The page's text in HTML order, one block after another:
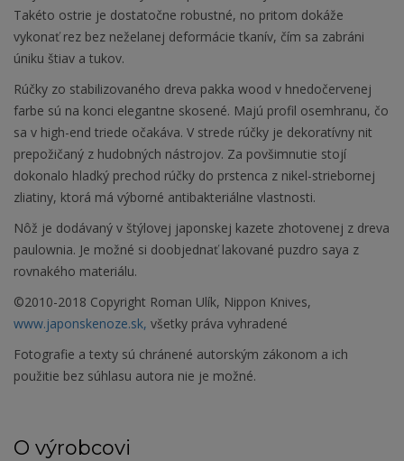
Takéto ostrie je dostatočne robustné, no pritom dokáže
vykonať rez bez neželanej deformácie tkanív, čím sa zabráni
úniku štiav a tukov.
Rúčky zo stabilizovaného dreva pakka wood v hnedočervenej
farbe sú na konci elegantne skosené. Majú profil osemhranu, čo
sa v high-end triede očakáva. V strede rúčky je dekoratívny nit
prepožičaný z hudobných nástrojov. Za povšimnutie stojí
dokonalo hladký prechod rúčky do prstenca z nikel-striebornej
zliatiny, ktorá má výborné antibakteriálne vlastnosti.
Nôž je dodávaný v štýlovej japonskej kazete zhotovenej z dreva
paulownia. Je možné si doobjednať lakované puzdro saya z
rovnakého materiálu.
©2010-2018 Copyright Roman Ulík, Nippon Knives,
www.japonskenoze.sk, všetky práva vyhradené
Fotografie a texty sú chránené autorským zákonom a ich
použitie bez súhlasu autora nie je možné.
O výrobcovi